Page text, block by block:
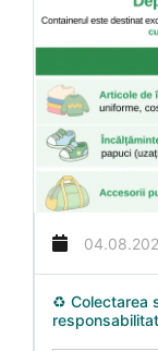
♻️ Colectarea